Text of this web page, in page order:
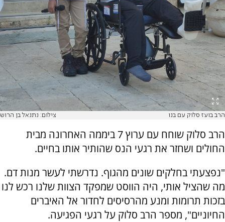
הרב בועז סלוק עם בנו צילום: נתנאל בן הרוש
הרב סלוק שוחח עם ערוץ 7 ביממה האחרונה מבית
החולים ושחזר את רגעי הנס שהותיר אותו בחיים.
"נפצעתי בחלקים שונים מהגוף. נדרשתי לעשר מנות דם.
מה שהציל אותי, היה הווסט שמפקד הצוות שלנו רכש לנו
בזכות תרומות ומנע מהרסיסים לחדור אל האיברים
החיוניים", מספר הרב סלוק על רגעי הפגיעה.